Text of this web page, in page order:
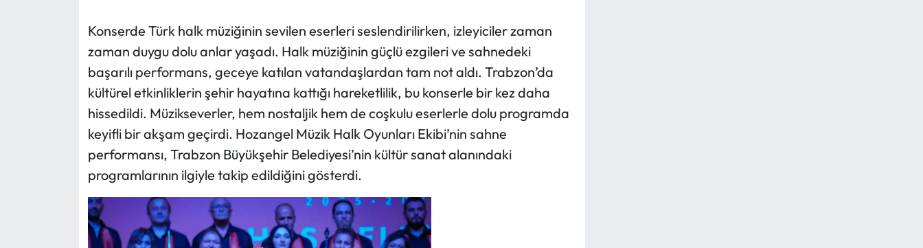
Konserde Türk halk müziğinin sevilen eserleri seslendirilirken, izleyiciler zaman
zaman duygu dolu anlar yaşadı. Halk müziğinin güçlü ezgileri ve sahnedeki
başarılı performans, geceye katılan vatandaşlardan tam not aldı. Trabzon’da
kültürel etkinliklerin şehir hayatına kattığı hareketlilik, bu konserle bir kez daha
hissedildi. Müzikseverler, hem nostaljik hem de coşkulu eserlerle dolu programda
keyifli bir akşam geçirdi. Hozangel Müzik Halk Oyunları Ekibi’nin sahne
performansı, Trabzon Büyükşehir Belediyesi’nin kültür sanat alanındaki
programlarının ilgiyle takip edildiğini gösterdi.